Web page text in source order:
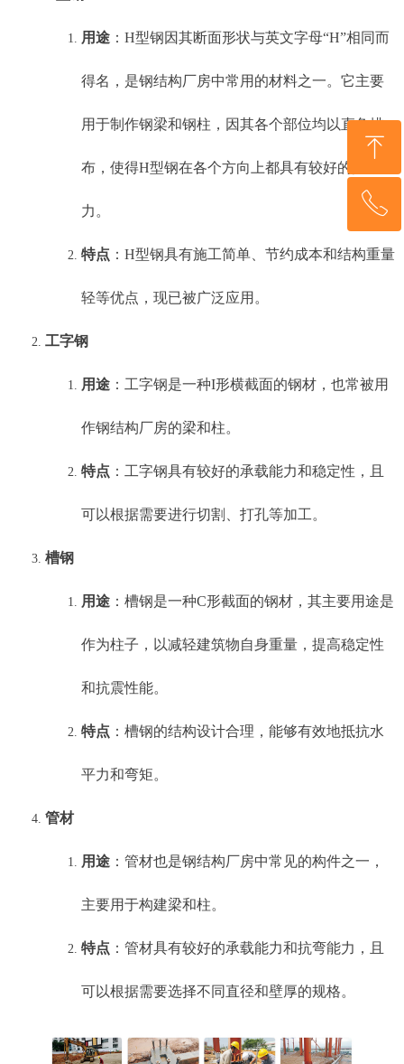
用途 ：H型钢因其断面形状与英文字母“H”相同而
得名，是钢结构厂房中常用的材料之一。它主要
用于制作钢梁和钢柱，因其各个部位均以直角排
布，使得H型钢在各个方向上都具有较好的抗弯能
力。
特点 ：H型钢具有施工简单、节约成本和结构重量
轻等优点，现已被广泛应用。
工字钢
用途 ：工字钢是一种I形横截面的钢材，也常被用
作钢结构厂房的梁和柱。
特点 ：工字钢具有较好的承载能力和稳定性，且
可以根据需要进行切割、打孔等加工。
槽钢
用途 ：槽钢是一种C形截面的钢材，其主要用途是
作为柱子，以减轻建筑物自身重量，提高稳定性
和抗震性能。
特点 ：槽钢的结构设计合理，能够有效地抵抗水
平力和弯矩。
管材
用途 ：管材也是钢结构厂房中常见的构件之一，
主要用于构建梁和柱。
特点 ：管材具有较好的承载能力和抗弯能力，且
可以根据需要选择不同直径和壁厚的规格。
ꁸ
回到顶部
ꂅ
136 5263 7169